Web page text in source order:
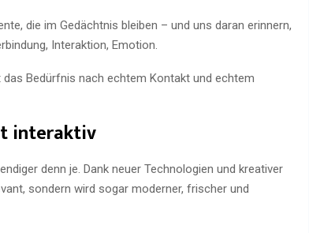
die im Gedächtnis bleiben – und uns daran erinnern,
Interaktion, Emotion.
Bedürfnis nach echtem Kontakt und echtem
interaktiv
denn je. Dank neuer Technologien und kreativer
sondern wird sogar moderner, frischer und